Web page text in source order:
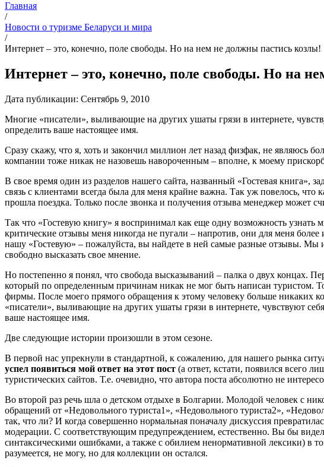
Главная
/
Новости о туризме Беларуси и мира
/
Интернет – это, конечно, поле свободы. Но на нем не должны пастись козлы!
Интернет – это, конечно, поле свободы. Но на
Дата публикации: Сентябрь 9, 2010
Многие «писатели», выливающие на других ушаты грязи в интернете,
определить ваше настоящее имя.
Сразу скажу, что я, хоть и закончил миллион лет назад физфак, не
компании тоже никак не назовешь навороченным – вполне, к моему
В свое время один из разделов нашего сайта, названный «Гостевая книга»,
связь с клиентами всегда была для меня крайне важна. Так уж повелось,
прошла поездка. Только после звонка и получения отзыва менеджер может
Так что «Гостевую книгу» я воспринимал как еще одну возможность узнать
критические отзывы меня никогда не пугали – напротив, они для меня
нашу «Гостевую» – пожалуйста, вы найдете в ней самые разные отзывы.
свободно высказать свое мнение.
Но постепенно я понял, что свобода высказываний – палка о двух концах.
который по определенным причинам никак не мог быть написан туристом.
фирмы. После моего прямого обращения к этому человеку больше никаких
«писатели», выливающие на других ушаты грязи в интернете, чувствуют
ваше настоящее имя.
Две следующие истории произошли в этом сезоне.
В первой нас упрекнули в стандартной, к сожалению, для нашего рынка
успел появиться мой ответ на этот пост (а ответ, кстати, появился всего
туристических сайтов. Т.е. очевидно, что автора поста абсолютно не
Во второй раз речь шла о детском отдыхе в Болгарии. Молодой человек с
обращений от «Недовольного туриста1», «Недовольного туриста2»,
так, что ли? И когда совершенно нормальная поначалу дискуссия
модерации. С соответствующим предупреждением, естественно. Вы бы
синтаксическими ошибками, а также с обилием ненормативной лексики) в
разумеется, не могу, но для коллекции он остался.